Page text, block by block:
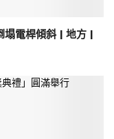
電桿傾斜 | 地方 |